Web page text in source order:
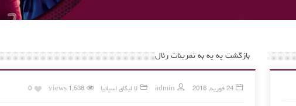
بازگشت په په به تمرینات رئال
24 فوریه, 2016 admin لا لیگای اسپانیا 1,538 views
0